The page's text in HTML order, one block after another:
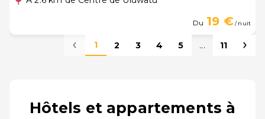
Du 19 €/ nuit
1 2 3 4 5 ... 11
Hôtels et appartements à